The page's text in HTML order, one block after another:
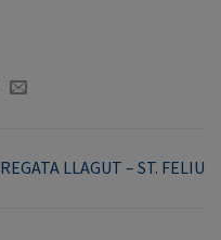
REGATA LLAGUT – ST. FELIU